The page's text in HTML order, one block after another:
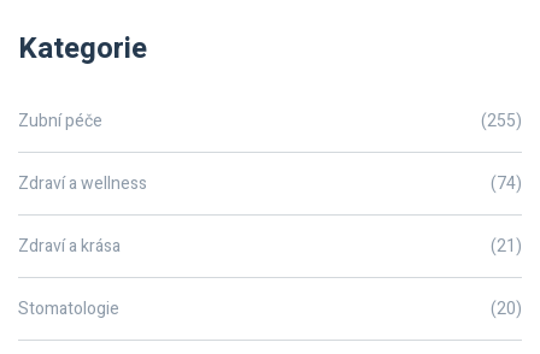
Kategorie
Zubní péče (255)
Zdraví a wellness (74)
Zdraví a krása (21)
Stomatologie (20)